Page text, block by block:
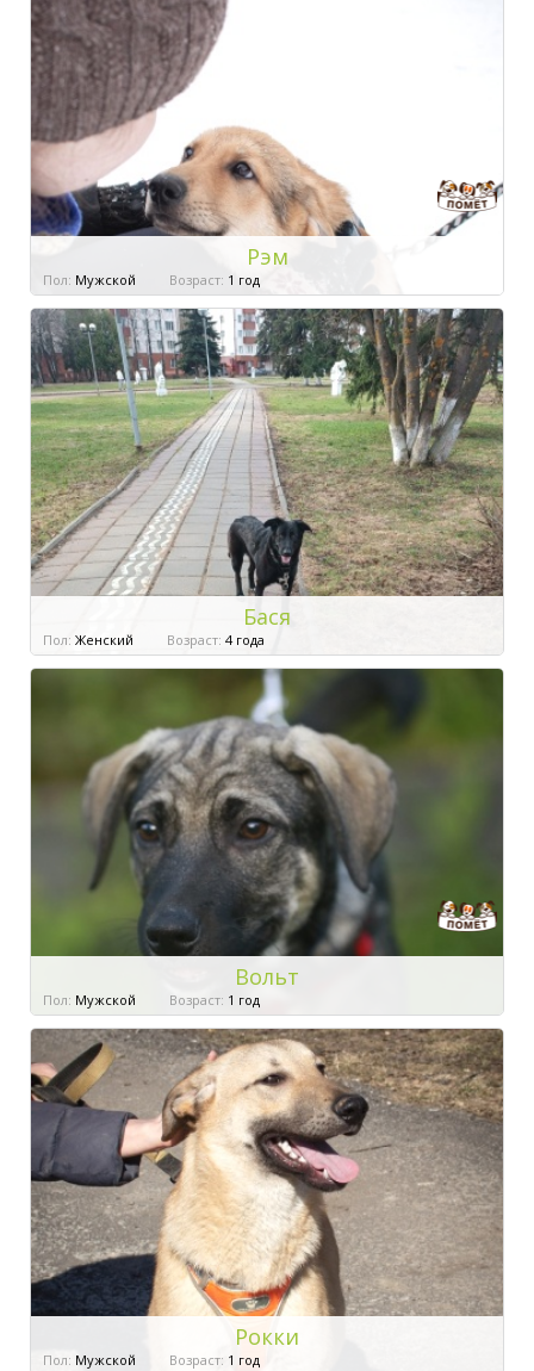
Рэм
Пол: Мужской Возраст: 1 год
Бася
Пол: Женский Возраст: 4 года
Вольт
Пол: Мужской Возраст: 1 год
Рокки
Пол: Мужской Возраст: 1 год